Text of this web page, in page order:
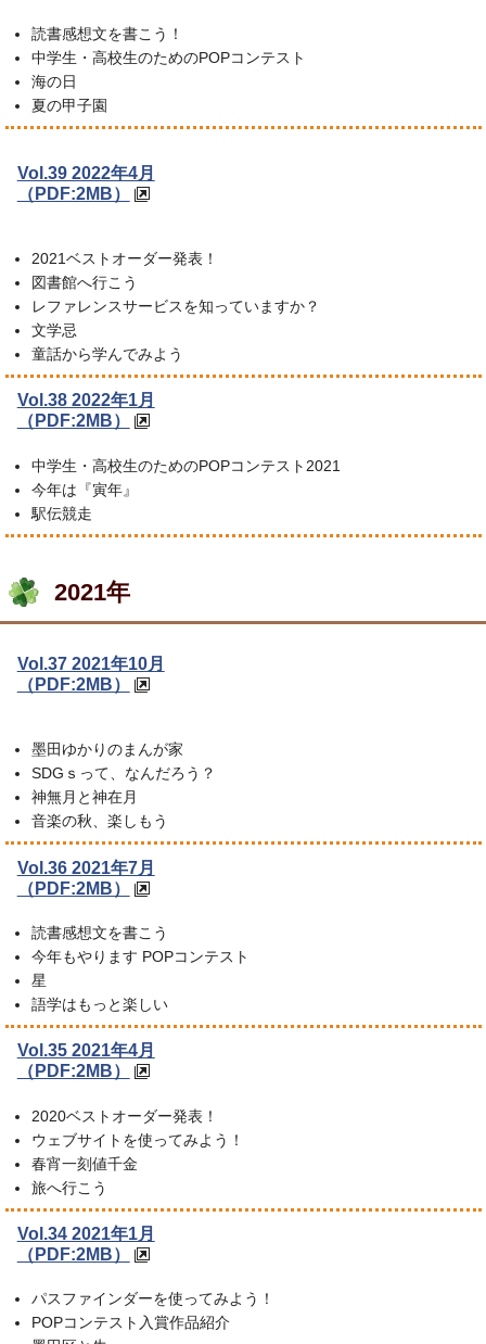
読書感想文を書こう！
中学生・高校生のためのPOPコンテスト
海の日
夏の甲子園
Vol.39 2022年4月
（PDF:2MB）
2021ベストオーダー発表！
図書館へ行こう
レファレンスサービスを知っていますか？
文学忌
童話から学んでみよう
Vol.38 2022年1月
（PDF:2MB）
中学生・高校生のためのPOPコンテスト2021
今年は『寅年』
駅伝競走
2021年
Vol.37 2021年10月
（PDF:2MB）
墨田ゆかりのまんが家
SDGｓって、なんだろう？
神無月と神在月
音楽の秋、楽しもう
Vol.36 2021年7月
（PDF:2MB）
読書感想文を書こう
今年もやります POPコンテスト
星
語学はもっと楽しい
Vol.35 2021年4月
（PDF:2MB）
2020ベストオーダー発表！
ウェブサイトを使ってみよう！
春宵一刻値千金
旅へ行こう
Vol.34 2021年1月
（PDF:2MB）
パスファインダーを使ってみよう！
POPコンテスト入賞作品紹介